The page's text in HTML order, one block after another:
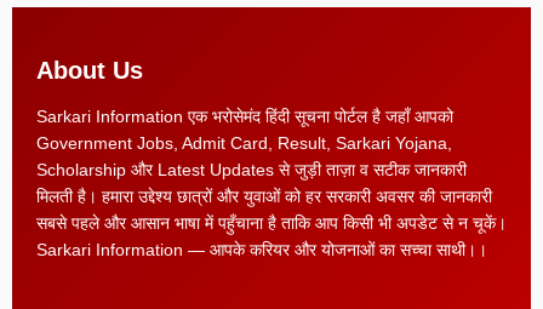
About Us
Sarkari Information एक भरोसेमंद हिंदी सूचना पोर्टल है जहाँ आपको
Government Jobs, Admit Card, Result, Sarkari Yojana,
Scholarship और Latest Updates से जुड़ी ताज़ा व सटीक जानकारी
मिलती है। हमारा उद्देश्य छात्रों और युवाओं को हर सरकारी अवसर की जानकारी
सबसे पहले और आसान भाषा में पहुँचाना है ताकि आप किसी भी अपडेट से न चूकें।
Sarkari Information — आपके करियर और योजनाओं का सच्चा साथी।।